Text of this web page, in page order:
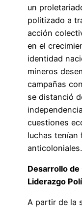
un
politizado a
acción
en el
identidad
mineros
campañas
se distanció
cuestiones
luchas tenían
anticoloniales.
Desarrollo
Liderazgo
A partir de la